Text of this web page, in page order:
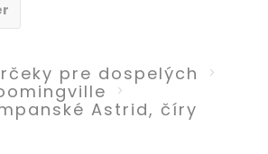
pre dospelých
Astrid, číry